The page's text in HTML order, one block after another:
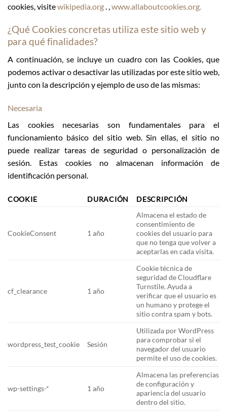
cookies, visitewikipedia.org. ,www.allaboutcookies.org.
¿Qué Cookies concretas utiliza este sitio web y
para qué finalidades?
A continuación, se incluye un cuadro con las Cookies, que
podemos activar o desactivar las utilizadas por este sitio web,
junto con la descripción y ejemplo de uso de las mismas:
Necesaria
Las cookies necesarias son fundamentales para el
funcionamiento básico del sitio web. Sin ellas, el sitio no
puede realizar tareas de seguridad o personalización de
sesión. Estas cookies no almacenan información de
identificación personal.
COOKIE DURACIÓN DESCRIPCIÓN
CookieConsent 1 año
Almacena el estado de
consentimiento de
cookies del usuario para
que no tenga que volver a
aceptarlas en cada visita.
cf_clearance 1 año
Cookie técnica de
seguridad de Cloudflare
Turnstile. Ayuda a
verificar que el usuario es
un humano y protege el
sitio contra spam y bots.
wordpress_test_cookie Sesión
Utilizada por WordPress
para comprobar si el
navegador del usuario
permite el uso de cookies.
wp-settings-* 1 año
Almacena las preferencias
de configuración y
apariencia del usuario
dentro del sitio.